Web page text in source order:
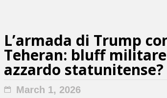
L’armada di Trump
Teheran: bluff
azzardo statunitense?
March 1, 2026